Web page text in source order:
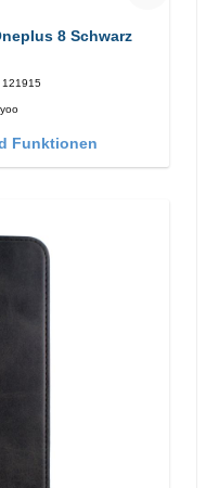
8 Schwarz
121915
Funktionen